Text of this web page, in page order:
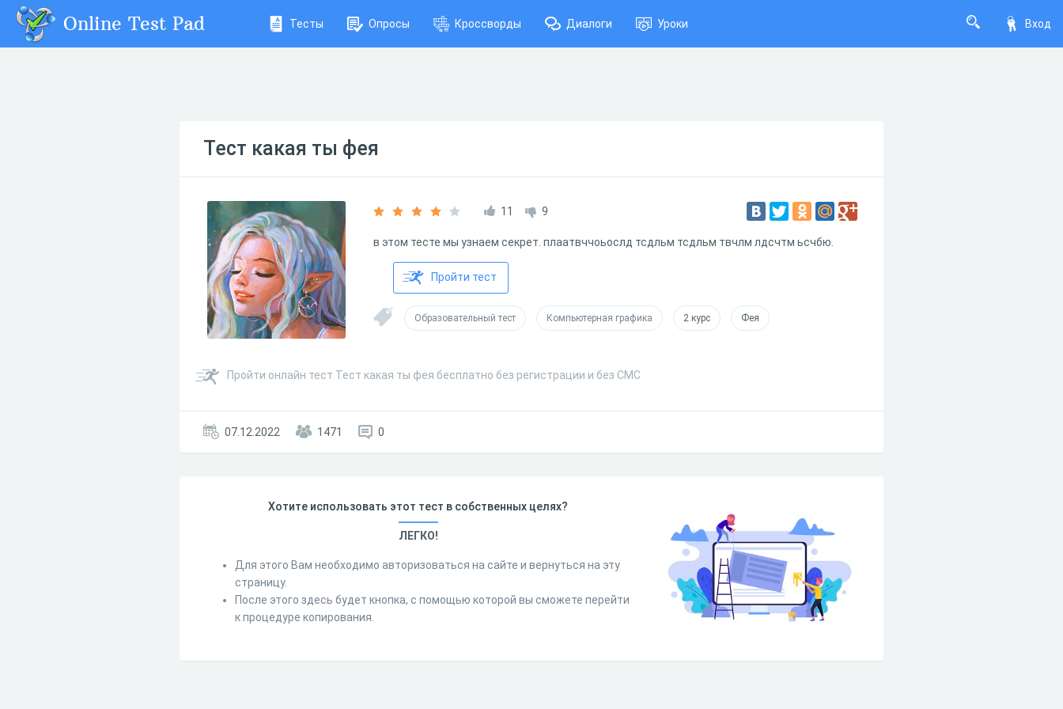
Вход
Online Test Pad Тесты Опросы Кроссворды Диалоги Уроки
Тест какая ты фея
11 9
в этом тесте мы узнаем секрет. плаатвччоьослд тсдльм тсдльм твчлм лдсчтм ьсчбю.
Пройти тест
Образовательный тест Компьютерная графика 2 курс Фея
Пройти онлайн тест Тест какая ты фея бесплатно без регистрации и без СМС
07.12.2022 1471 0
Хотите использовать этот тест в собственных целях?
ЛЕГКО!
Для этого Вам необходимо авторизоваться на сайте и вернуться на эту
страницу.
После этого здесь будет кнопка, с помощью которой вы сможете перейти
к процедуре копирования.